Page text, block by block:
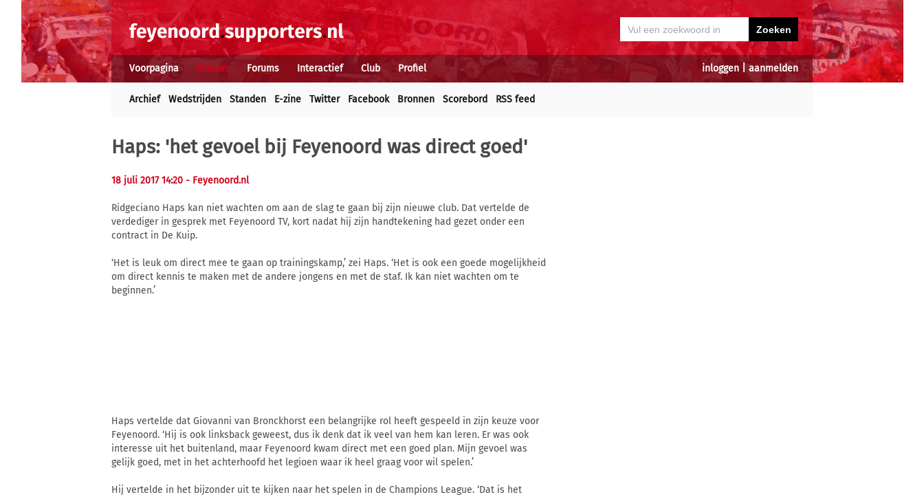
inloggen aanmelden
Voorpagina Nieuws Forums Interactief Club Profiel
Archief Wedstrijden Standen E-zine Twitter Facebook Bronnen Scorebord RSS feed
Haps: 'het gevoel bij Feyenoord was direct goed'
18 juli 2017 14:20 - Feyenoord.nl
Ridgeciano Haps kan niet wachten om aan de slag te gaan bij zijn nieuwe club. Dat vertelde de
verdediger in gesprek met Feyenoord TV, kort nadat hij zijn handtekening had gezet onder een
contract in De Kuip.
‘Het is leuk om direct mee te gaan op trainingskamp,’ zei Haps. ‘Het is ook een goede mogelijkheid
om direct kennis te maken met de andere jongens en met de staf. Ik kan niet wachten om te
beginnen.’
Haps vertelde dat Giovanni van Bronckhorst een belangrijke rol heeft gespeeld in zijn keuze voor
Feyenoord. ‘Hij is ook linksback geweest, dus ik denk dat ik veel van hem kan leren. Er was ook
interesse uit het buitenland, maar Feyenoord kwam direct met een goed plan. Mijn gevoel was
gelijk goed, met in het achterhoofd het legioen waar ik heel graag voor wil spelen.’
Hij vertelde in het bijzonder uit te kijken naar het spelen in de Champions League. ‘Dat is het